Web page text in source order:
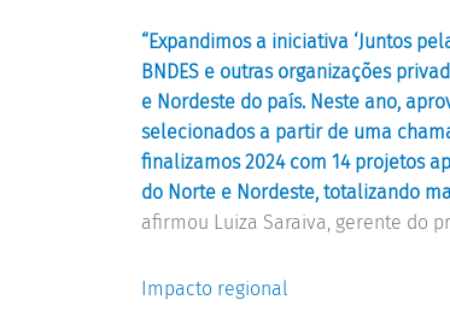
“Expandimos a iniciativa ‘Juntos
BNDES e outras organizações
e Nordeste do país. Neste ano,
selecionados a partir de uma
finalizamos 2024 com 14 projetos
do Norte e Nordeste, totalizando
afirmou Luiza Saraiva, gerente do
Impacto regional